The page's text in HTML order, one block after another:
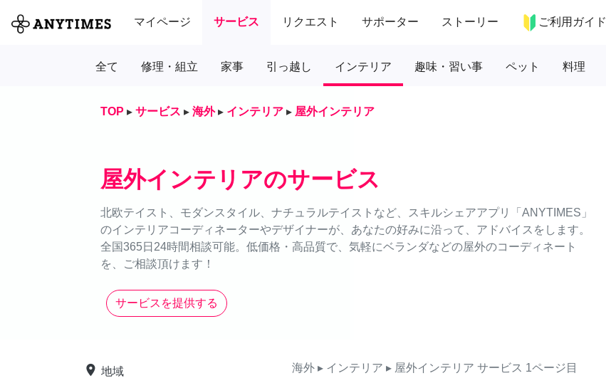
マイページ サービス リクエスト サポーター ストーリー ご利用ガイド
全て 修理・組立 家事 引っ越し インテリア 趣味・習い事 ペット 料理
TOP ▸ サービス ▸ 海外 ▸ インテリア ▸ 屋外インテリア
屋外インテリアのサービス
北欧テイスト、モダンスタイル、ナチュラルテイストなど、スキルシェアアプリ「ANYTIMES」
のインテリアコーディネーターやデザイナーが、あなたの好みに沿って、アドバイスをします。
全国365日24時間相談可能。低価格・高品質で、気軽にベランダなどの屋外のコーディネート
を、ご相談頂けます！
サービスを提供する
place 地域 海外 ▸ インテリア ▸ 屋外インテリア サービス 1ページ目